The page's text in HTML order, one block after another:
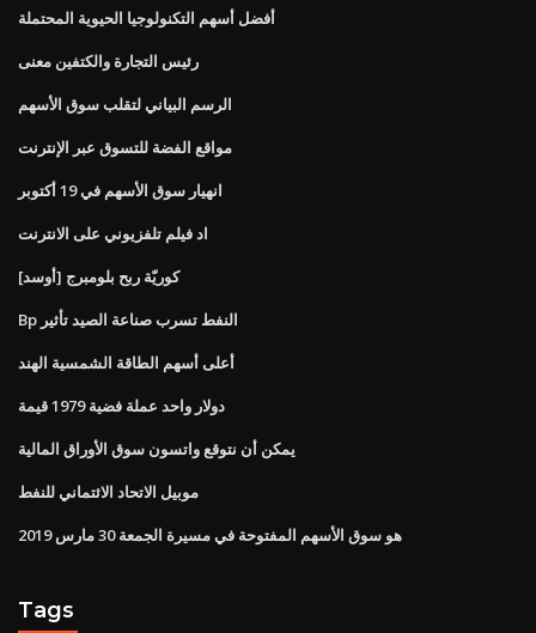
أفضل أسهم التكنولوجيا الحيوية المحتملة
رئيس التجارة والكتفين معنى
الرسم البياني لتقلب سوق الأسهم
مواقع الفضة للتسوق عبر الإنترنت
انهيار سوق الأسهم في 19 أكتوبر
اد فيلم تلفزيوني على الانترنت
[أوسد] كوريّة ربح بلومبرج
Bp النفط تسرب صناعة الصيد تأثير
أعلى أسهم الطاقة الشمسية الهند
دولار واحد عملة فضية 1979 قيمة
يمكن أن نتوقع واتسون سوق الأوراق المالية
موبيل الاتحاد الائتماني للنفط
هو سوق الأسهم المفتوحة في مسيرة الجمعة 30 مارس 2019
Tags